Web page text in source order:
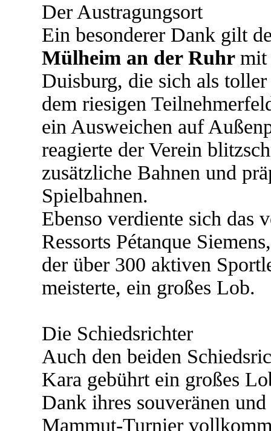
Der Austragungsort
Ein besonderer Dank gilt
Mülheim an der Ruhr mit
Duisburg, die sich als
dem riesigen
ein Ausweichen auf
reagierte der Verein
zusätzliche Bahnen und
Spielbahnen.
Ebenso verdiente sich das
Ressorts Pétanque
der über 300 aktiven
meisterte, ein großes Lob.
Die Schiedsrichter
Auch den beiden
Kara gebührt ein großes
Dank ihres souveränen
Mammut-Turnier